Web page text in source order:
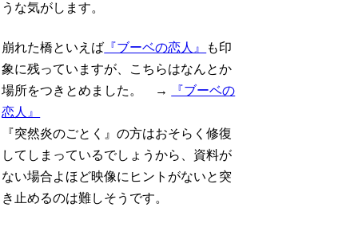
うな気がします。
崩れた橋といえば 『ブーベの恋人』
も印
象に残っていますが、こちらはなんとか
場所をつきとめました。 →
『ブーベの
恋人』
『突然炎のごとく』の方はおそらく修復
してしまっているでしょうから、資料が
ない場合よほど映像にヒントがないと突
き止めるのは難しそうです。